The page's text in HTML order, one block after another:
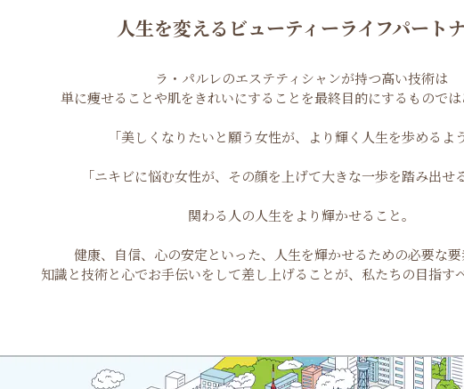
人生を変える ビューティーライフパート
ラ・パルレのエステティシャンが持つ高い技術は
単に痩せることや肌をきれいにすることを最終目的にするものでは
「美しくなりたいと願う女性が、 より輝く人生を歩めるよ
「ニキビに悩む女性が、その顔を上げて大きな一歩を踏み出せ
関わる人の人生をより輝かせること。
健康、自信、心の安定といった、
人生を輝かせるための必要な
知識と技術と心でお手伝いをして差し上げることが、 私たちの目指す